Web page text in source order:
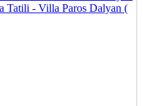
Tatili - Villa Paros Dalyan (